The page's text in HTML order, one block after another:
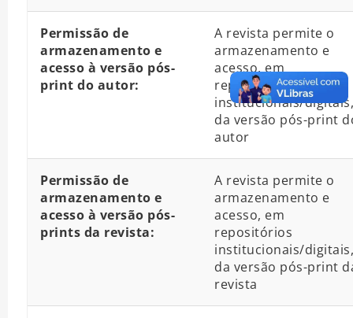
Permissão de
armazenamento e
acesso à versão pós-
print do autor:
A revista permite o
armazenamento e
acesso, em
repositórios
institucionais/digitais,
da versão pós-print
autor
Permissão de
armazenamento e
acesso à versão pós-
prints da revista:
A revista permite o
armazenamento e
acesso, em
repositórios
institucionais/digitais,
da versão pós-print
revista